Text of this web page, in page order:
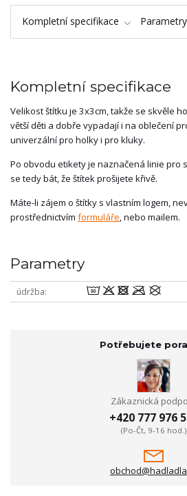
Kompletní specifikace Parametry
Kompletní specifikace
Velikost štítku je 3x3cm, takže se skvěle
větší děti a dobře vypadají i na oblečení
univerzální pro holky i pro kluky.
Po obvodu etikety je naznačená linie pro
se tedy bát, že štítek prošijete křivě.
Máte-li zájem o štítky s vlastním logem,
prostřednictvím formuláře, nebo mailem.
Parametry
údržba wodmU
Potřebujete
Zákaznická
+420 777 976
(Po-Čt, 9-16 hod.)